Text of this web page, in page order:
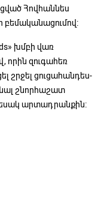
Հովհաննես
խմբի վառ
որին զուգահեռ
շրջել ցուցահանդես-
շնորհաշատ
արտադրանքին։